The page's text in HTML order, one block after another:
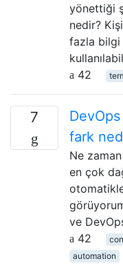
yönettiği
nedir?
fazla bilgi
42
7
fark
Ne
en çok
ve
42
automation